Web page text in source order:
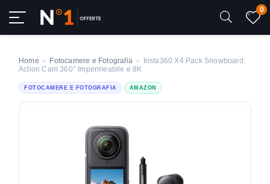
0
Home » Fotocamere e Fotografia »
Insta360 X4 Pack Snowboard:
Action Cam 360° Impermeabile e 8K
FOTOCAMERE E FOTOGRAFIA AMAZON